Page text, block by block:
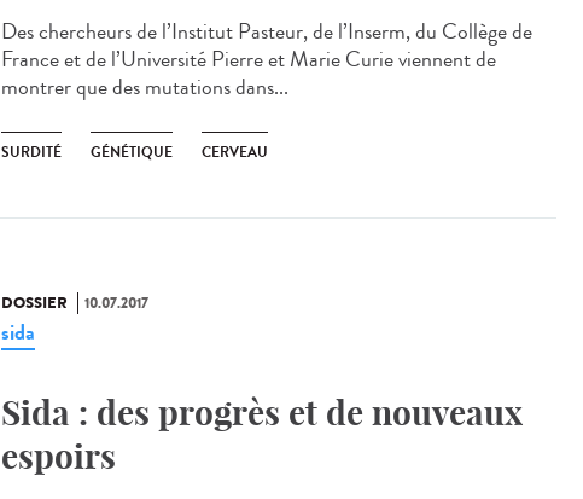
Des chercheurs de l’Institut Pasteur, de l’Inserm, du Collège de
France et de l’Université Pierre et Marie Curie viennent de
montrer que des mutations dans...
SURDITÉ GÉNÉTIQUE CERVEAU
DOSSIER 10.07.2017
sida
Sida : des progrès et de nouveaux
espoirs